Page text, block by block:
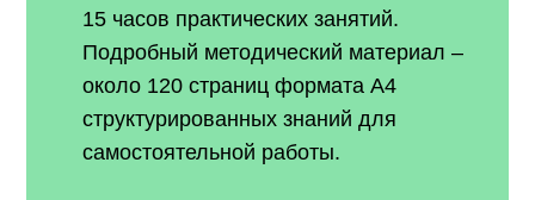
15 часов практических занятий.
Подробный методический материал –
около 120 страниц формата А4
структурированных знаний для
самостоятельной работы.